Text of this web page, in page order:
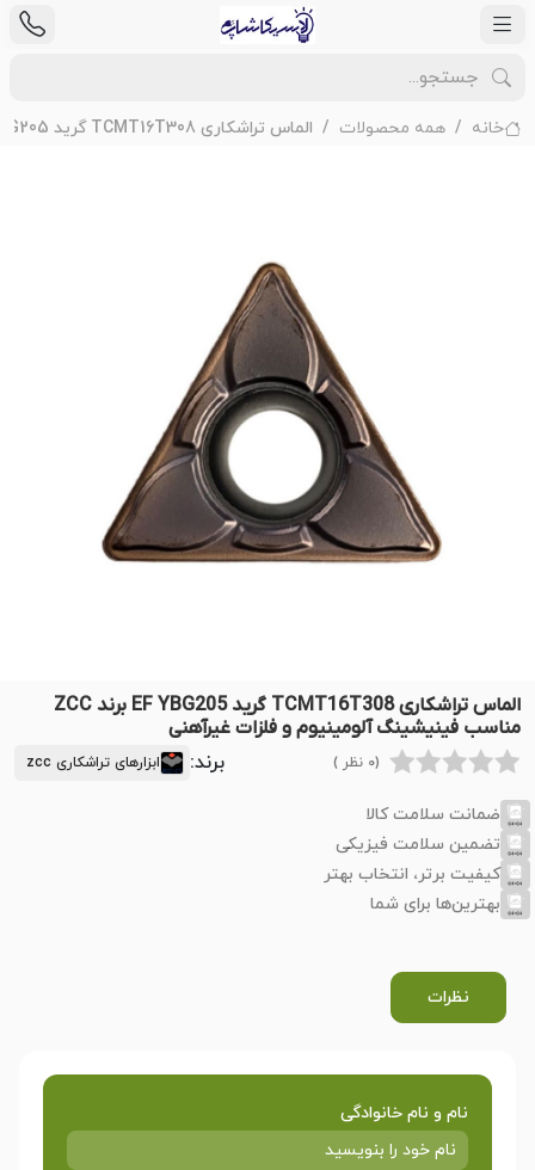
خانه همه محصولات الماس تراشکاری TCMT16T308 گرید EF YBG205 برند ZCC مناسب فینیشینگ آلومینیوم و فلزات غیرآهنی
الماس تراشکاری TCMT16T308 گرید EF YBG205 برند ZCC
مناسب فینیشینگ آلومینیوم و فلزات غیرآهنی
(0 نظر ) برند: ابزارهای تراشکاری zcc
ضمانت سلامت کالا
تضمین سلامت فیزیکی
کیفیت برتر، انتخاب بهتر
بهترین‌ها برای شما
نظرات
نام و نام خانوادگی